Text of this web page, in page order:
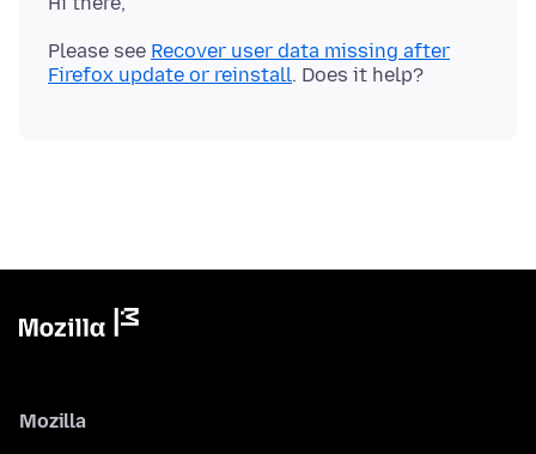
Please see Recover user data missing after
Firefox update or reinstall
Mozilla